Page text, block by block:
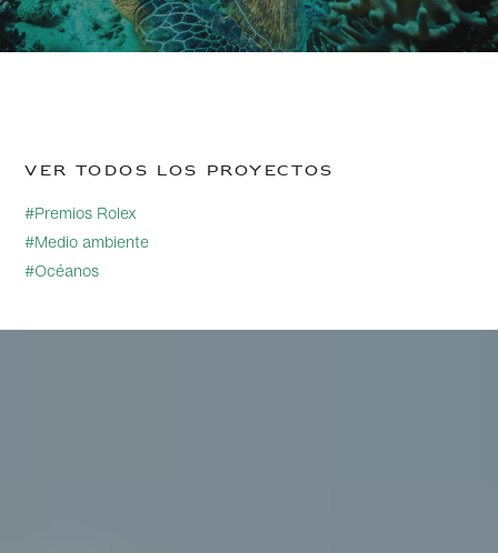
Ver todos los proyectos
#Premios Rolex
#Medio ambiente
#Océanos